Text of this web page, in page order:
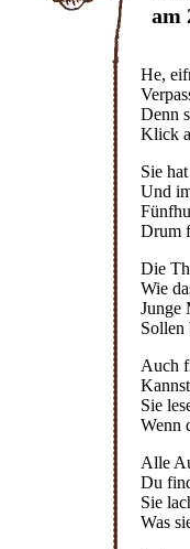
am
He,
Denn
Klick
Sie
Und
Drum
Die
Wie
Junge
Sollen
Auch
Sie
Wenn
Alle
Du
Sie
Was